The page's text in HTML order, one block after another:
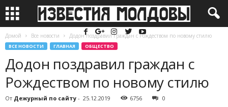
Домой Все новости Додон поздравил граждан с Рождеством по новому стилю
ВСЕ НОВОСТИ ГЛАВНАЯ ОБЩЕСТВО
Додон поздравил граждан с
Рождеством по новому стилю
От Дежурный по сайту - 25.12.2019 6756 0